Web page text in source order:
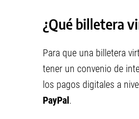
¿Qué billetera
Para que una billetera
tener un convenio de
los pagos digitales a
PayPal.